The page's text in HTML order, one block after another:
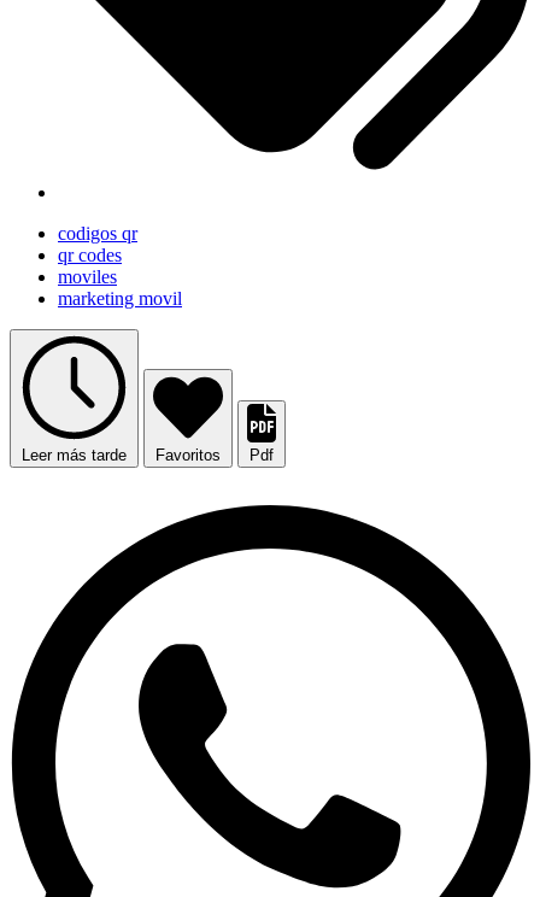
codigos qr
qr codes
moviles
marketing movil
Leer más tarde Favoritos Pdf